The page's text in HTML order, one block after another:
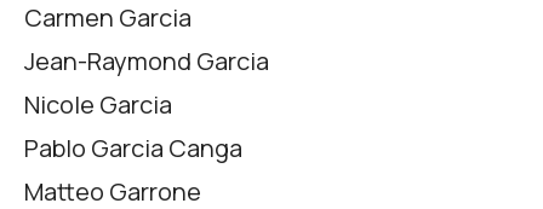
Carmen Garcia
Jean-Raymond Garcia
Nicole Garcia
Pablo Garcia Canga
Matteo Garrone